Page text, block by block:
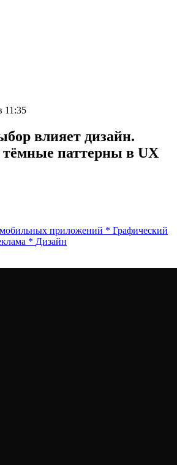
11:35
влияет дизайн.
паттерны в UX
приложений * Графический
* Дизайн